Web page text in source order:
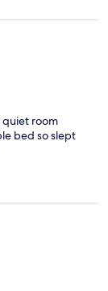
quiet room
bed so slept